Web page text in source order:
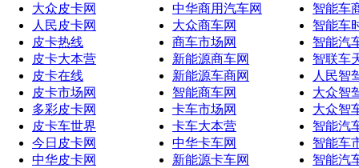
大众皮卡网
人民皮卡网
皮卡热线
皮卡大本营
皮卡在线
皮卡市场网
多彩皮卡网
皮卡车世界
今日皮卡网
中华皮卡网
中华商用汽车网
大众商车网
商车市场网
新能源商车网
新能源车商网
智能商车网
卡车市场网
卡车大本营
中华卡车网
新能源卡车网
智能车
智能车
智能汽
智联车
人民智
大众智
大众智
智能汽
智能车
智能汽